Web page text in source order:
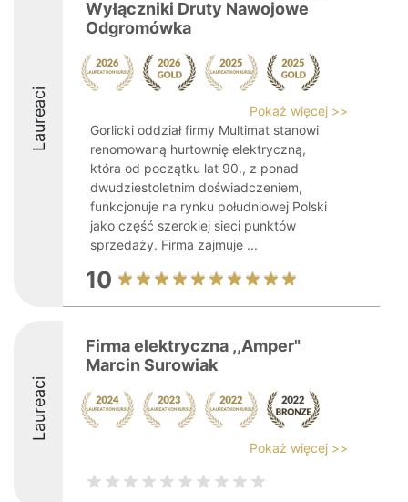
Laureaci
Wyłączniki Druty Nawojowe
Odgromówka
Pokaż więcej >>
Gorlicki oddział firmy Multimat stanowi
renomowaną hurtownię elektryczną,
która od początku lat 90., z ponad
dwudziestoletnim doświadczeniem,
funkcjonuje na rynku południowej Polski
jako część szerokiej sieci punktów
sprzedaży. Firma zajmuje ...
10
Laureaci
Firma elektryczna ,,Amper"
Marcin Surowiak
Pokaż więcej >>